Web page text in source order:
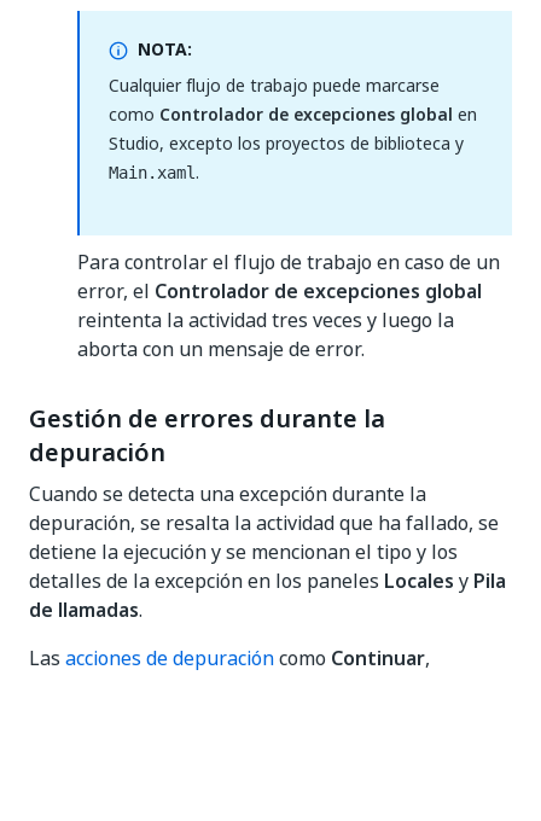
NOTA:
Cualquier flujo de trabajo puede marcarse
como Controlador de excepciones global en
Studio, excepto los proyectos de biblioteca y
Main.xaml.
Para controlar el flujo de trabajo en caso de un
error, el Controlador de excepciones global
reintenta la actividad tres veces y luego la
aborta con un mensaje de error.
Gestión de errores durante la
depuración
Cuando se detecta una excepción durante la
depuración, se resalta la actividad que ha fallado, se
detiene la ejecución y se mencionan el tipo y los
detalles de la excepción en los paneles Locales y Pila
de llamadas.
Las acciones de depuracióncomo Continuar,